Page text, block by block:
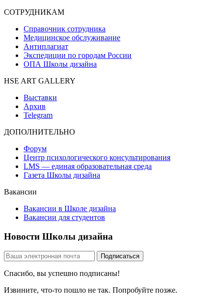
СОТРУДНИКАМ
Справочник сотрудника
Медицинское обслуживание
Антиплагиат
Экспедиции по городам России
ОПА Школы дизайна
HSE ART GALLERY
Выставки
Архив
Telegram
ДОПОЛНИТЕЛЬНО
Форум
Центр психологического консультирования
LMS — единая образовательная среда
Газета Школы дизайна
Вакансии
Вакансии в Школе дизайна
Вакансии для студентов
Новости Школы дизайна
Спасибо, вы успешно подписаны!
Извините, что-то пошло не так. Попробуйте позже.